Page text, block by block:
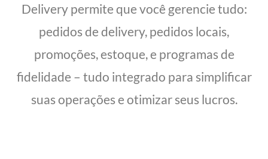
Delivery permite que você gerencie tudo:
pedidos de delivery, pedidos locais,
promoções, estoque, e programas de
fidelidade – tudo integrado para simplificar
suas operações e otimizar seus lucros.